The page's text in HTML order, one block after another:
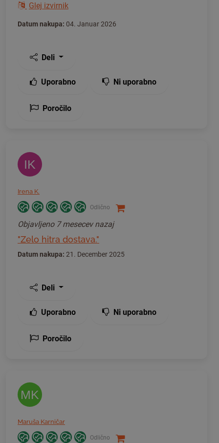
Glej izvirnik
Datum nakupa: 04. Januar 2026
Deli
Uporabno Ni uporabno
Poročilo
IK
Irena K.
Odlično
Objavljeno 7 mesecev nazaj
"Zelo hitra dostava."
Datum nakupa: 21. December 2025
Deli
Uporabno Ni uporabno
Poročilo
MK
Maruša Karničar
Odlično